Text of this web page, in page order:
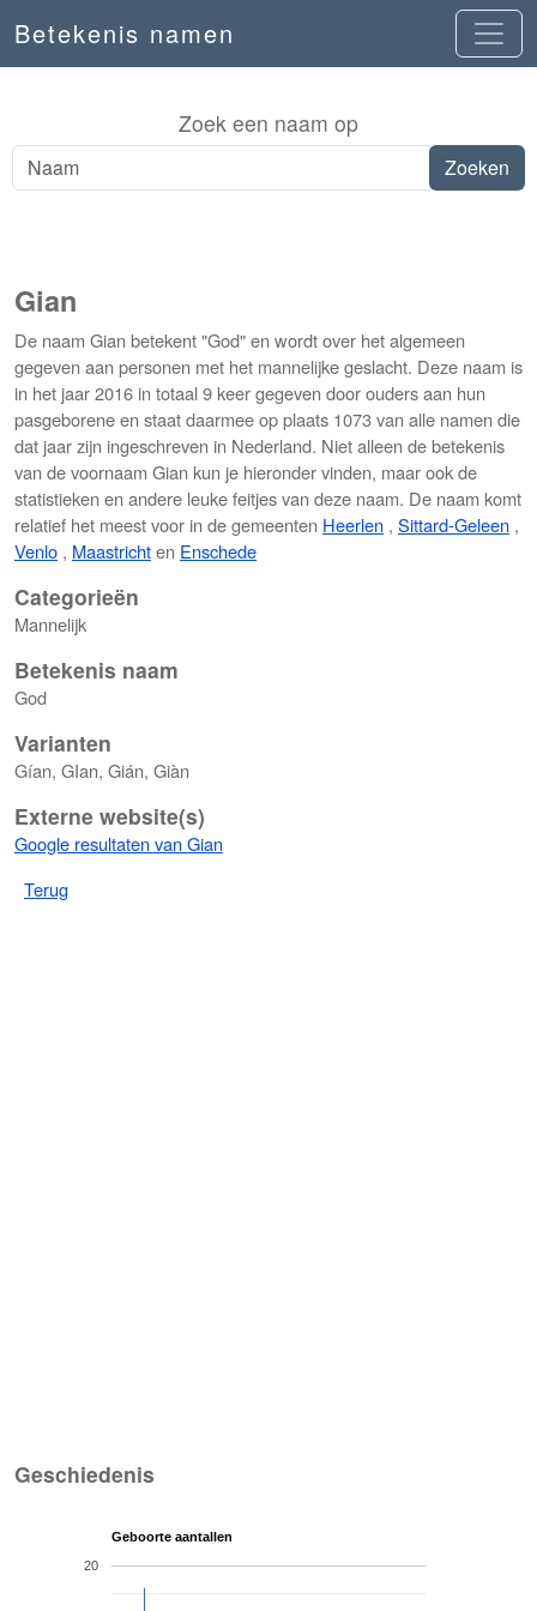
Betekenis namen
Zoek een naam op
Gian
De naam Gian betekent "God" en wordt over het algemeen
gegeven aan personen met het mannelijke geslacht. Deze naam is
in het jaar 2016 in totaal 9 keer gegeven door ouders aan hun
pasgeborene en staat daarmee op plaats 1073 van alle namen die
dat jaar zijn ingeschreven in Nederland. Niet alleen de betekenis
van de voornaam Gian kun je hieronder vinden, maar ook de
statistieken en andere leuke feitjes van deze naam. De naam komt
relatief het meest voor in de gemeenten Heerlen , Sittard-Geleen ,
Venlo , Maastrichten Enschede
Categorieën
Mannelijk
Betekenis naam
God
Varianten
Gían, GIan, Gián, Giàn
Externe website(s)
Google resultaten van Gian
Terug
Geschiedenis
Geboorte aantallen
20